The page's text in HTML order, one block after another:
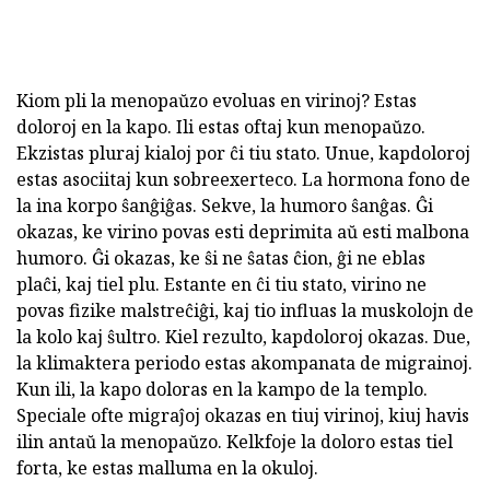
Kiom pli la menopaŭzo evoluas en virinoj? Estas
doloroj en la kapo. Ili estas oftaj kun menopaŭzo.
Ekzistas pluraj kialoj por ĉi tiu stato. Unue, kapdoloroj
estas asociitaj kun sobreexerteco. La hormona fono de
la ina korpo ŝanĝiĝas. Sekve, la humoro ŝanĝas. Ĝi
okazas, ke virino povas esti deprimita aŭ esti malbona
humoro. Ĝi okazas, ke ŝi ne ŝatas ĉion, ĝi ne eblas
plaĉi, kaj tiel plu. Estante en ĉi tiu stato, virino ne
povas fizike malstreĉiĝi, kaj tio influas la muskolojn de
la kolo kaj ŝultro. Kiel rezulto, kapdoloroj okazas. Due,
la klimaktera periodo estas akompanata de migrainoj.
Kun ili, la kapo doloras en la kampo de la templo.
Speciale ofte migraĵoj okazas en tiuj virinoj, kiuj havis
ilin antaŭ la menopaŭzo. Kelkfoje la doloro estas tiel
forta, ke estas malluma en la okuloj.